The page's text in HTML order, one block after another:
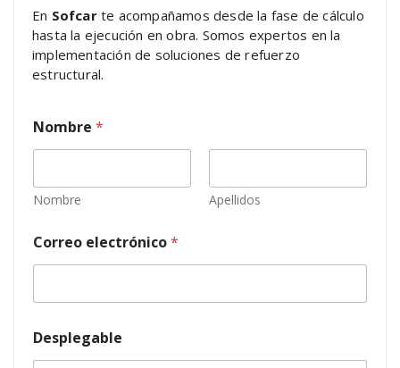
En Sofcarte acompañamos desde la fase de cálculo
hasta la ejecución en obra. Somos expertos en la
implementación de soluciones de refuerzo
estructural.
Nombre *
Nombre Apellidos
Correo electrónico*
l
e
Desplegable